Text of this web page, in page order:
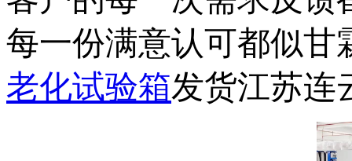
每一份满意认可都似甘
老化试验箱发货江苏连